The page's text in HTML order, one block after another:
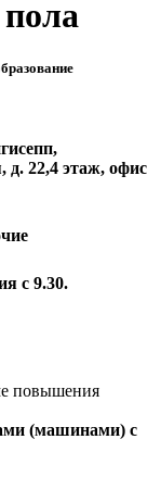
д. 22,4 этаж, офис
с 9.30.
повышения
(машинами) с